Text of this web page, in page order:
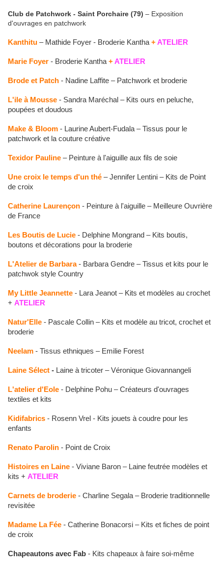
Club de Patchwork - Saint Porchaire (79) – Exposition
d'ouvrages en patchwork
Kanthitu – Mathide Foyer - Broderie Kantha +ATELIER
Marie Foyer - Broderie Kantha +ATELIER
Brode et Patch - Nadine Laffite – Patchwork et broderie
L'ile à Mousse - Sandra Maréchal – Kits ours en peluche,
poupées et doudous
Make & Bloom - Laurine Aubert-Fudala – Tissus pour le
patchwork et la couture créative
Texidor Pauline – Peinture à l'aiguille aux fils de soie
Une croix le temps d'un thé – Jennifer Lentini – Kits de Point
de croix
Catherine Laurençon - Peinture à l'aiguille – Meilleure Ouvrière
de France
Les Boutis de Lucie - Delphine Mongrand – Kits boutis,
boutons et décorations pour la broderie
L'Atelier de Barbara - Barbara Gendre – Tissus et kits pour le
patchwok style Country
My Little Jeannette - Lara Jeanot – Kits et modèles au crochet
+ ATELIER
Natur'Elle - Pascale Collin – Kits et modèle au tricot, crochet et
broderie
Neelam - Tissus ethniques – Emilie Forest
Laine Sélect - Laine à tricoter – Véronique Giovannangeli
L'atelier d'Eole - Delphine Pohu – Créateurs d'ouvrages
textiles et kits
Kidifabrics - Rosenn Vrel - Kits jouets à coudre pour les
enfants
Renato Parolin - Point de Croix
Histoires en Laine - Viviane Baron – Laine feutrée modèles et
kits + ATELIER
Carnets de broderie - Charline Segala – Broderie traditionnelle
revisitée
Madame La Fée - Catherine Bonacorsi – Kits et fiches de point
de croix
Chapeautons avec Fab - Kits chapeaux à faire soi-même